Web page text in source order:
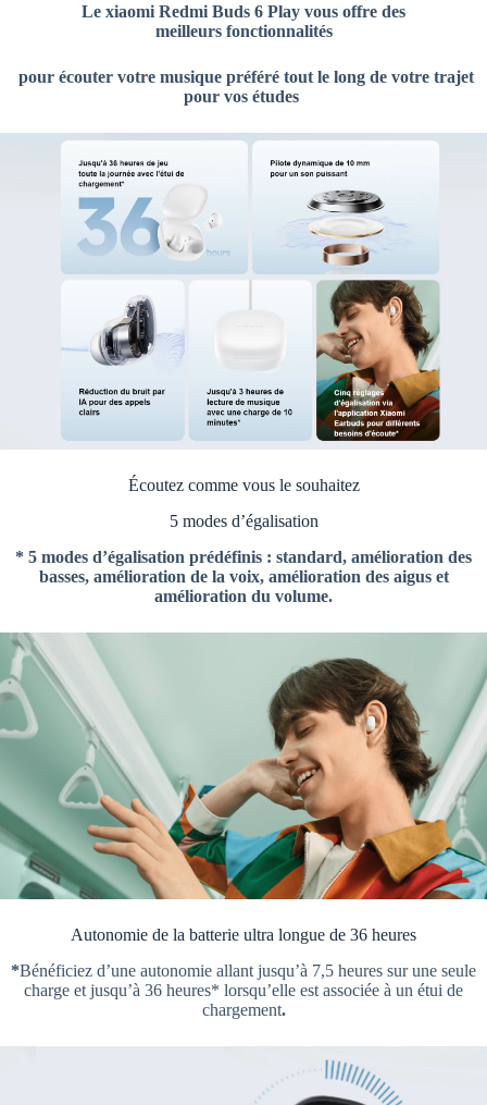
Le xiaomi Redmi Buds 6 Play vous offre des
meilleurs fonctionnalités
pour écouter votre musique préféré tout le long de votre trajet
pour vos études
Écoutez comme vous le souhaitez
5 modes d’égalisation
* 5 modes d’égalisation prédéfinis : standard, amélioration des
basses, amélioration de la voix, amélioration des aigus et
amélioration du volume.
Autonomie de la batterie ultra longue de 36 heures
*Bénéficiez d’une autonomie allant jusqu’à 7,5 heures sur une seule
charge et jusqu’à 36 heures* lorsqu’elle est associée à un étui de
chargement.